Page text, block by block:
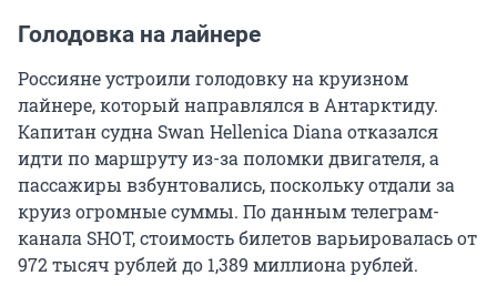
Голодовка на лайнере
Россияне устроили голодовку на круизном
лайнере, который направлялся в Антарктиду.
Капитан судна Swan Hellenica Diana отказался
идти по маршруту из-за поломки двигателя, а
пассажиры взбунтовались, поскольку отдали за
круиз огромные суммы. По данным телеграм-
канала SHOT, стоимость билетов варьировалась от
972 тысяч рублей до 1,389 миллиона рублей.